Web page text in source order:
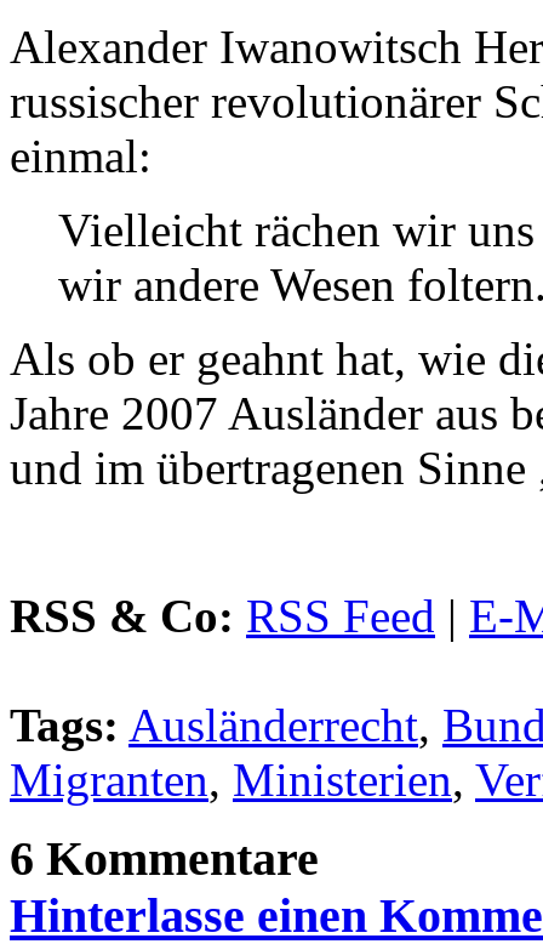
Alexander Iwanowitsch
russischer revolutionärer
einmal:
Vielleicht rächen wir
wir andere Wesen
Als ob er geahnt hat, wie
Jahre 2007 Ausländer aus
und im übertragenen
RSS & Co: RSS Feed | E-
Tags: Ausländerrecht,
Migranten, Ministerien,
6 Kommentare
Hinterlasse einen